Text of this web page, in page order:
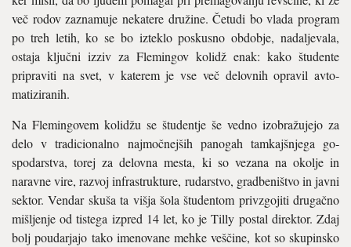
več rodov zaznamuje nekatere družine. Če­tudi bo vlada program
po treh letih, ko se bo izteklo poskusno obdobje, nadaljeva­la,
ostaja ključni izziv za Flemingov kolidž enak: kako študente
pripraviti na svet, v katerem je vse več delovnih opravil avto­
matiziranih.
Na Flemingovem kolidžu se študentje še vedno izobražujejo za
delo v tradicionalno najmočnejših panogah tamkajšnjega go­
spodarstva, torej za delovna mesta, ki so vezana na okolje in
naravne vire, razvoj infrastrukture, rudarstvo, gradbeništvo in javni
sektor. Vendar skuša ta višja šola štu­dentom privzgojiti drugačno
mišljenje od tistega izpred 14 let, ko je Tilly postal di­rektor. Zdaj
bolj poudarjajo tako imenova­ne mehke veščine, kot so skupinsko